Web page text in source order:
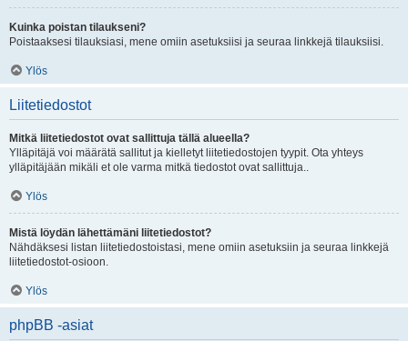
Kuinka poistan tilaukseni?
Poistaaksesi tilauksiasi, mene omiin asetuksiisi ja seuraa linkkejä tilauksiisi.
Ylös
Liitetiedostot
Mitkä liitetiedostot ovat sallittuja tällä alueella?
Ylläpitäjä voi määrätä sallitut ja kielletyt liitetiedostojen tyypit. Ota yhteys
ylläpitäjään mikäli et ole varma mitkä tiedostot ovat sallittuja..
Ylös
Mistä löydän lähettämäni liitetiedostot?
Nähdäksesi listan liitetiedostoistasi, mene omiin asetuksiin ja seuraa linkkejä
liitetiedostot-osioon.
Ylös
phpBB -asiat